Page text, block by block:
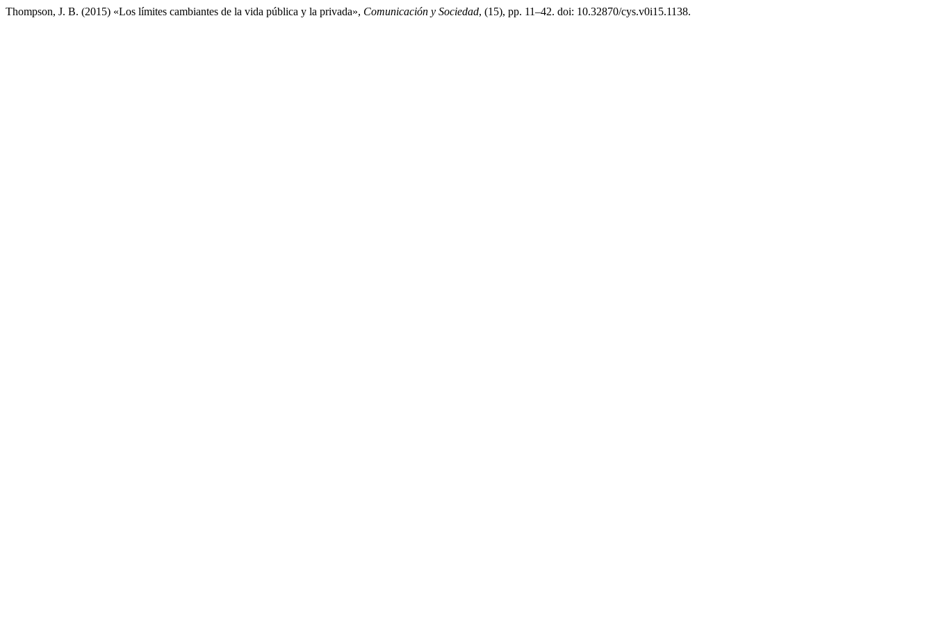
Thompson, J. B. (2015) «Los límites cambiantes de la vida pública y la privada», Comunicación y Sociedad, (15), pp. 11–42. doi: 10.32870/cys.v0i15.1138.